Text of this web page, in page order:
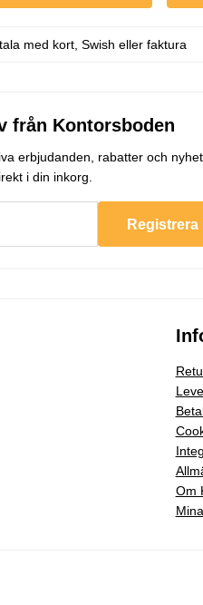
med kort, Swish eller faktura
från Kontorsboden
erbjudanden, rabatter och
i din inkorg.
Registrera
Om